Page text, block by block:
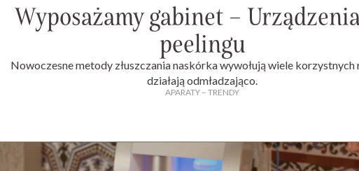
Wyposażamy gabinet –
peelingu
Nowoczesne metody złuszczania naskórka wywołują wiele korzystnych
działają odmładzająco.
APARATY – TRENDY